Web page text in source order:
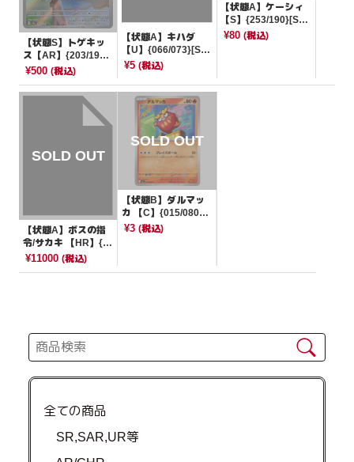
【状態S】トゲキッ
ス【AR】{203/193}
[M2a]
¥500 (税込)
【状態A】キハダ
【U】{066/073}[SV
1a]
¥5(税込)
【状態A】ケーシィ
【S】{253/190}[SV4
a]
¥80 (税込)
【状態A】ボスの指
令/サカキ 【HR】{1
12/096}[S2]
¥11000 (税込)
【状態B】ダルマッ
カ 【C】{015/080}
[M2]
¥3(税込)
全ての商品
SR,SAR,UR等